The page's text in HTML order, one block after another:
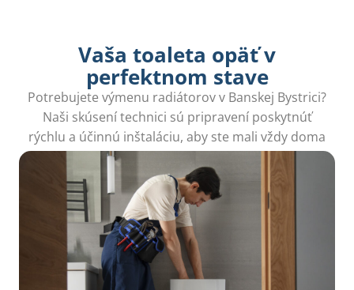
Vaša toaleta opäť v
perfektnom stave
Potrebujete výmenu radiátorov v Banskej Bystrici?
Naši skúsení technici sú pripravení poskytnúť
rýchlu a účinnú inštaláciu, aby ste mali vždy doma
teplo a útulno.